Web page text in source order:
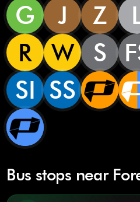
G
J Z
R
W S
SI SS
Bus stops near